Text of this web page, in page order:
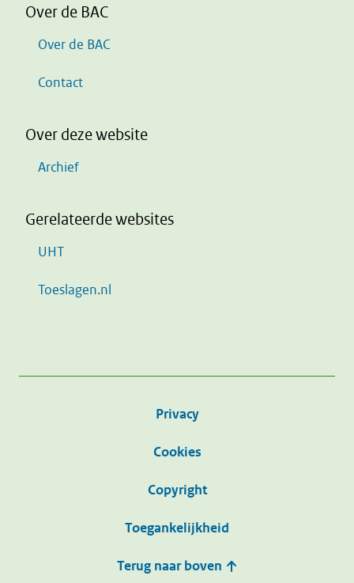
Over de BAC
Over de BAC
Contact
Over deze website
Archief
Gerelateerde websites
UHT
Toeslagen.nl
Privacy
Cookies
Copyright
Toegankelijkheid
Terug naar boven